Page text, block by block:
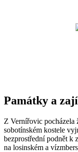
Památky a
Z Vernířovic pocházela
sobotínském kostele
bezprostřední podnět k
na losinském a